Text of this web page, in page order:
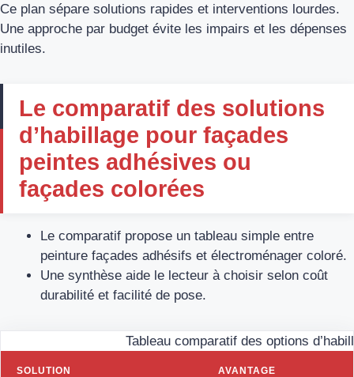
Ce plan sépare solutions rapides et interventions lourdes.
Une approche par budget évite les impairs et les dépenses
inutiles.
Le comparatif des solutions
d’habillage pour façades
peintes adhésives ou
façades colorées
Le comparatif propose un tableau simple entre
peinture façades adhésifs et électroménager coloré.
Une synthèse aide le lecteur à choisir selon coût
durabilité et facilité de pose.
Tableau comparatif des options
SOLUTION AVANTAGE